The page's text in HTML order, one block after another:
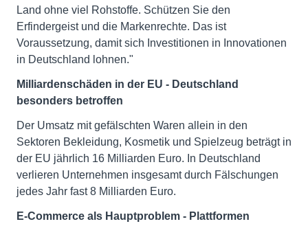
Land ohne viel Rohstoffe. Schützen Sie den
Erfindergeist und die Markenrechte. Das ist
Voraussetzung, damit sich Investitionen in Innovationen
in Deutschland lohnen."
Milliardenschäden in der EU - Deutschland
besonders betroffen
Der Umsatz mit gefälschten Waren allein in den
Sektoren Bekleidung, Kosmetik und Spielzeug beträgt in
der EU jährlich 16 Milliarden Euro. In Deutschland
verlieren Unternehmen insgesamt durch Fälschungen
jedes Jahr fast 8 Milliarden Euro.
E-Commerce als Hauptproblem - Plattformen